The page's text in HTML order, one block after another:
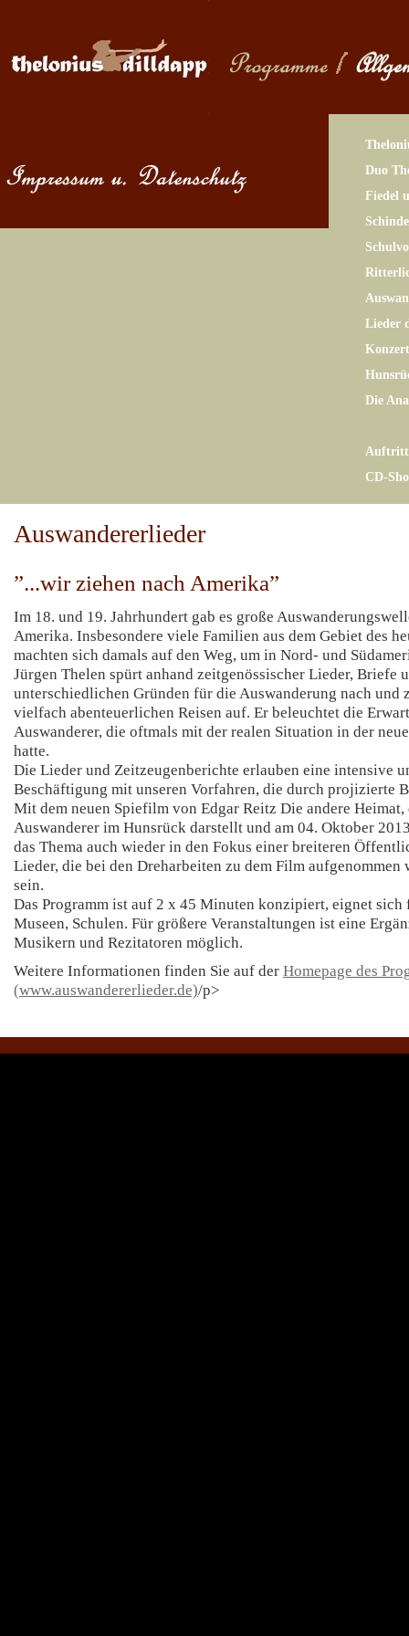
Duo
Fiedel
Lieder
Die
CD-
Auswandererlieder
”...wir ziehen nach Amerika”
Im 18. und 19. Jahrhundert gab es große
Amerika. Insbesondere viele Familien aus dem Gebiet des
machten sich damals auf den Weg, um in Nord- und
Jürgen Thelen spürt anhand zeitgenössischer Lieder, Briefe
unterschiedlichen Gründen für die Auswanderung nach und
vielfach abenteuerlichen Reisen auf. Er beleuchtet die
Auswanderer, die oftmals mit der realen Situation in der
hatte.
Die Lieder und Zeitzeugenberichte erlauben eine intensive
Beschäftigung mit unseren Vorfahren, die durch projizierte
Mit dem neuen Spiefilm von Edgar Reitz Die andere
Auswanderer im Hunsrück darstellt und am 04. Oktober
das Thema auch wieder in den Fokus einer breiteren
Lieder, die bei den Dreharbeiten zu dem Film aufgenommen
sein.
Das Programm ist auf 2 x 45 Minuten konzipiert, eignet
Museen, Schulen. Für größere Veranstaltungen ist eine
Musikern und Rezitatoren möglich.
Weitere Informationen finden Sie auf der Homepage des
(www.auswandererlieder.de)/p>